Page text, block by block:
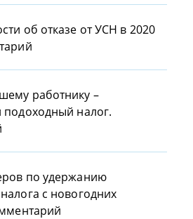
об отказе от УСН в 2020
работнику –
подоходный налог.
по удержанию
с новогодних